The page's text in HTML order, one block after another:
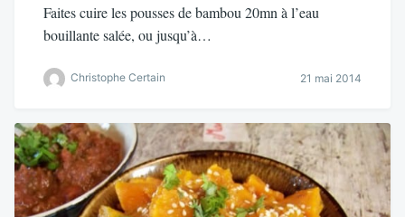
Faites cuire les pousses de bambou 20mn à l’eau
bouillante salée, ou jusqu’à…
Christophe Certain 21 mai 2014